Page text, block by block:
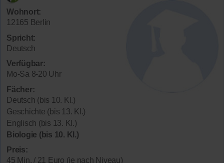
Wohnort:
12165 Berlin
Spricht:
Deutsch
Verfügbar:
Mo-Sa 8-20 Uhr
Fächer:
Deutsch (bis 10. Kl.)
Geschichte (bis 13. Kl.)
Englisch (bis 13. Kl.)
Biologie (bis 10. Kl.)
Preis:
45 Min. / 21 Euro (je nach Niveau)